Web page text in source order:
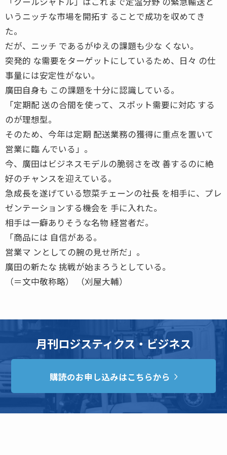
いうニッチな市場を開拓す ることで成功を収めてき
た。
だが、ニッチ であるがゆえの課題も少な くない。
突発的 な需要をターゲットにしているため、日々 の仕
事量には安定性がない。
廣田自身も この課題を十分に認識している。
「定期配 送の合間を使って、スポット需要に対応 する
のが理想型。
そのため、今年は定期 配送業務の獲得に重点を置いて
営業に臨 んでいる」。
今、廣田はビジネスモデルの脆弱さを改 善するのに絶
好のチャンスを迎えている。
急成長を遂げている惣菜チェーンの社長 を相手に、プレ
ゼンテーションする機会を 手に入れた。
相手は一癖ありそうな名物 経営者だ。
「商品には 自信がある。
営業マ ンとしての腕の見せ所だ」。
廣田の新たな 挑戦が始まろうとしている。
（＝文中敬称略） （刈屋大輔）
月刊ロジスティクス・ビジネス
購読のお申し込みはこちらから